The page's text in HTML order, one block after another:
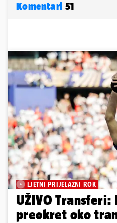
Komentari 51
LJETNI PRIJELAZNI ROK
UŽIVO
preokret oko